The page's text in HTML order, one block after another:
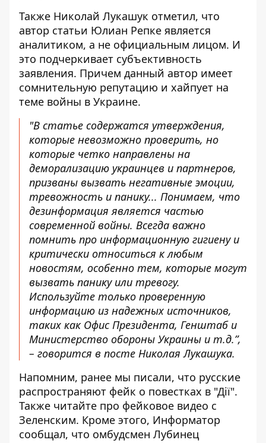
Также Николай Лукашук отметил, что
автор статьи Юлиан Репке является
аналитиком, а не официальным лицом. И
это подчеркивает субъективность
заявления. Причем данный автор имеет
сомнительную репутацию и хайпует на
теме войны в Украине.
"В статье содержатся утверждения,
которые невозможно проверить, но
которые четко направлены на
деморализацию украинцев и партнеров,
призваны вызвать негативные эмоции,
тревожность и панику... Понимаем, что
дезинформация является частью
современной войны. Всегда важно
помнить про информационную гигиену и
критически относиться к любым
новостям, особенно тем, которые могут
вызвать панику или тревогу.
Используйте только проверенную
информацию из надежных источников,
таких как Офис Президента, Генштаб и
Министерство обороны Украины и т.д.”,
– говорится в посте Николая Лукашука.
Напомним, ранее мы писали, что русские
распространяют фейк о повестках в "Дії".
Также читайте про фейковое видео с
Зеленским. Кроме этого, Информатор
сообщал, что омбудсмен Лубинец